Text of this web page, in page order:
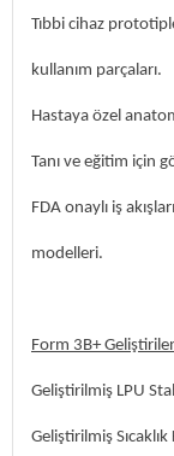
Tıbbi cihaz
kullanım parçaları.
Hastaya özel
Tanı ve eğitim için
FDA onaylı iş
modelleri.
Form 3B+
Geliştirilmiş LPU
Geliştirilmiş